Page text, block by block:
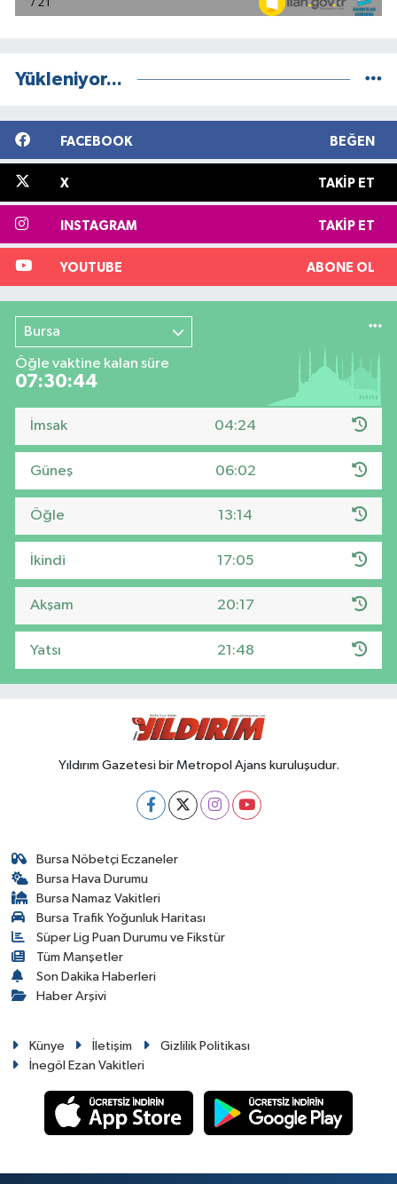
Yükleniyor...
FACEBOOK BEĞEN
X TAKIP ET
INSTAGRAM TAKIP ET
YOUTUBE ABONE OL
Bursa
Öğle vaktine kalan süre
07:30:44
İmsak 04:24
Güneş 06:02
Öğle 13:14
İkindi 17:05
Akşam 20:17
Yatsı 21:48
Yıldırım Gazetesi bir Metropol Ajans kuruluşudur.
Bursa Nöbetçi Eczaneler
Bursa Hava Durumu
Bursa Namaz Vakitleri
Bursa Trafik Yoğunluk Haritası
Süper Lig Puan Durumu ve Fikstür
Tüm Manşetler
Son Dakika Haberleri
Haber Arşivi
Künye İletişim
Gizlilik Politikası
İnegöl Ezan Vakitleri